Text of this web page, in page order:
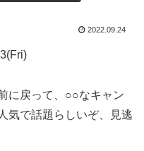
2022.09.24
に戻って、○○なキャン
気で話題らしいぞ、見逃